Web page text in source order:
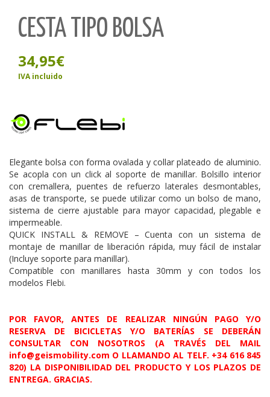
CESTA TIPO BOLSA
34,95€
IVA incluido
Elegante bolsa con forma ovalada y collar plateado de aluminio.
Se acopla con un click al soporte de manillar. Bolsillo interior
con cremallera, puentes de refuerzo laterales desmontables,
asas de transporte, se puede utilizar como un bolso de mano,
sistema de cierre ajustable para mayor capacidad, plegable e
impermeable.
QUICK INSTALL & REMOVE – Cuenta con un sistema de
montaje de manillar de liberación rápida, muy fácil de instalar
(Incluye soporte para manillar).
Compatible con manillares hasta 30mm y con todos los
modelos Flebi.
POR FAVOR, ANTES DE REALIZAR NINGÚN PAGO Y/O
RESERVA DE BICICLETAS Y/O BATERÍAS SE DEBERÁN
CONSULTAR CON NOSOTROS (A TRAVÉS DEL MAIL
info@geismobility.com O LLAMANDO AL TELF. +34 616 845
820) LA DISPONIBILIDAD DEL PRODUCTO Y LOS PLAZOS DE
ENTREGA. GRACIAS.